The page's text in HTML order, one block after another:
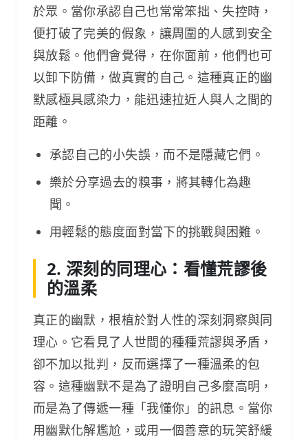
於眾。當你承認自己也常常笨拙、失控時，
便打破了完美的假象，讓周圍的人感到安全
與放鬆。他們會覺得，在你面前，他們也可
以卸下防備，做真實的自己。這種真正的幽
默感極具感染力，能迅速拉近人與人之間的
距離。
承認自己的小失誤，而不是隱藏它們。
樂於分享過去的糗事，將其轉化為趣
聞。
用輕鬆的態度面對當下的挑戰與困難。
2. 深刻的同理心：看懂荒謬後
的溫柔
真正的幽默，根植於對人性的深刻洞察與同
理心。它看見了人世間的種種荒謬與矛盾，
卻不加以批判，反而選擇了一種溫柔的包
容。這種幽默不是為了證明自己多麼高明，
而是為了傳遞一種「我懂你」的訊息。當你
用幽默化解尷尬，或用一個善意的玩笑舒緩